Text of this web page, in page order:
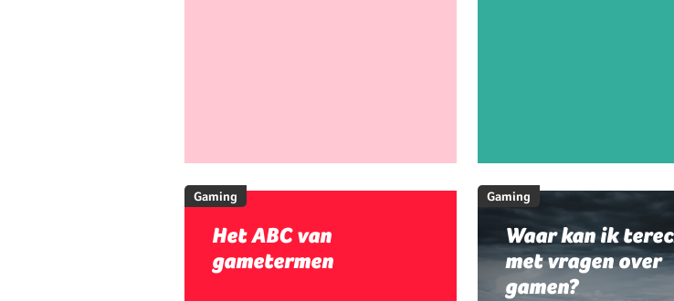
Gaming
Het ABC van
gametermen
Gaming
Waar kan ik
met vragen over
gamen?